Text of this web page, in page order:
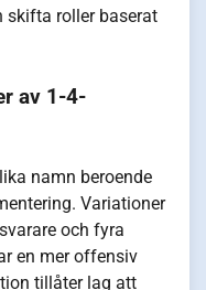
roller baserat
av 1-4-
namn beroende
Variationer
och fyra
en mer offensiv
tillåter lag att